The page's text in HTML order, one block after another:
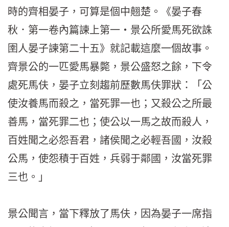
時的齊相晏子，可算是個中翹楚。《晏子春
秋．第一卷內篇諫上第一‧景公所愛馬死欲誅
圉人晏子諫第二十五》就記載這麼一個故事。
齊景公的一匹愛馬暴斃，景公盛怒之餘，下令
處死馬伕，晏子立刻趨前歷數馬伕罪狀：「公
使汝養馬而殺之，當死罪一也；又殺公之所最
善馬，當死罪二也；使公以一馬之故而殺人，
百姓聞之必怨吾君，諸侯聞之必輕吾國，汝殺
公馬，使怨積于百姓，兵弱于鄰國，汝當死罪
三也。」
景公聞言，當下釋放了馬伕，因為晏子一席指